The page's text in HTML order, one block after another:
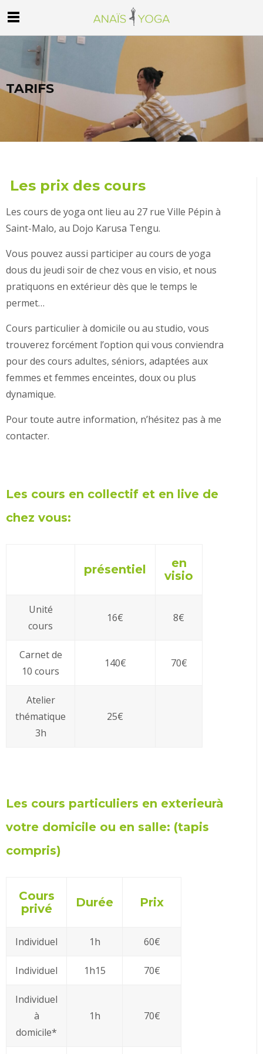
TARIFS
Les prix des cours
Les cours de yoga ont lieu au 27 rue Ville Pépin à
Saint-Malo, au Dojo Karusa Tengu.
Vous pouvez aussi participer au cours de yoga
dous du jeudi soir de chez vous en visio, et nous
pratiquons en extérieur dès que le temps le
permet…
Cours particulier à domicile ou au studio, vous
trouverez forcément l’option qui vous conviendra
pour des cours adultes, séniors, adaptées aux
femmes et femmes enceintes, doux ou plus
dynamique.
Pour toute autre information, n’hésitez pas à me
contacter.
Les cours en collectif et en live de
chez vous:
présentiel
en
visio
Unité
cours
16€ 8€
Carnet de
10 cours
140€ 70€
Atelier
thématique
3h
25€
Les cours particuliers en exterieurà
votre domicile ou en salle: (tapis
compris)
Cours
privé
Durée Prix
Individuel 1h 60€
Individuel 1h15 70€
Individuel
à
domicile*
1h 70€